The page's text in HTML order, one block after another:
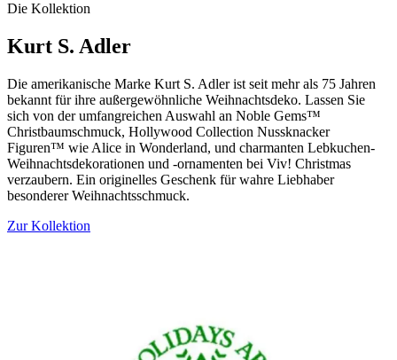
Die Kollektion
Kurt S. Adler
Die amerikanische Marke Kurt S. Adler ist seit mehr als 75 Jahren
bekannt für ihre außergewöhnliche Weihnachtsdeko. Lassen Sie
sich von der umfangreichen Auswahl an Noble Gems™
Christbaumschmuck, Hollywood Collection Nussknacker
Figuren™ wie Alice in Wonderland, und charmanten Lebkuchen-
Weihnachtsdekorationen und -ornamenten bei Viv! Christmas
verzaubern. Ein originelles Geschenk für wahre Liebhaber
besonderer Weihnachtsschmuck.
Zur Kollektion